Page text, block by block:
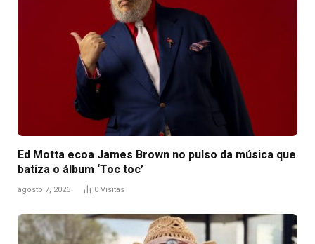
Ed Motta ecoa James Brown no pulso da música que
batiza o álbum ‘Toc toc’
agosto 7, 2026 0 Visitas